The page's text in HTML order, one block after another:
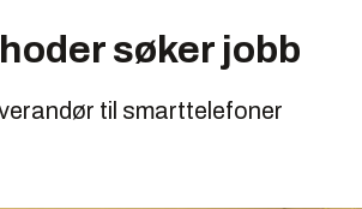
søker jobb
til smarttelefoner